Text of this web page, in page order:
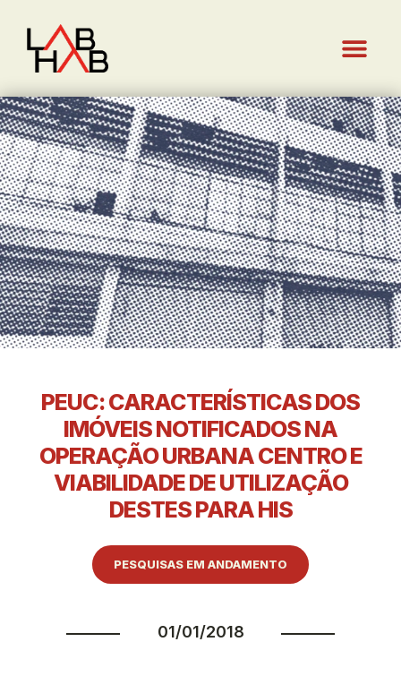
PEUC: CARACTERÍSTICAS DOS
IMÓVEIS NOTIFICADOS NA
OPERAÇÃO URBANA CENTRO E
VIABILIDADE DE UTILIZAÇÃO
DESTES PARA HIS
PESQUISAS EM ANDAMENTO
01/01/2018